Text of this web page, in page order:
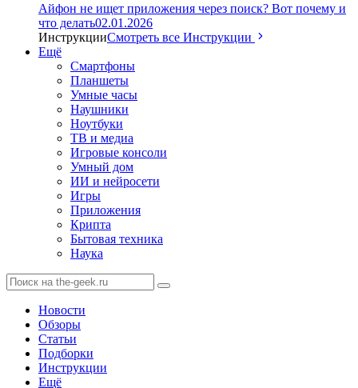
Айфон не ищет приложения через поиск? Вот почему и
что делать02.01.2026
ИнструкцииСмотреть все Инструкции
Ещё
Смартфоны
Планшеты
Умные часы
Наушники
Ноутбуки
ТВ и медиа
Игровые консоли
Умный дом
ИИ и нейросети
Игры
Приложения
Крипта
Бытовая техника
Наука
Новости
Обзоры
Статьи
Подборки
Инструкции
Ещё